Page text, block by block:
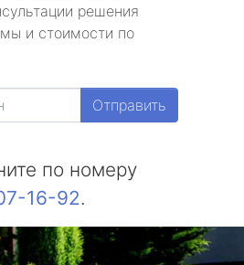
решения
и стоимости по
Отправить
по номеру
16-92.